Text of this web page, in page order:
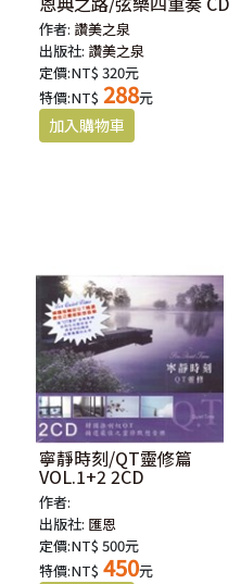
作者: 讚美之泉
出版社: 讚美之泉
定價:NT$ 320元
特價:NT$ 288元
寧靜時刻/QT靈修篇
VOL.1+2 2CD
作者:
出版社: 匯恩
定價:NT$ 500元
特價:NT$ 450元